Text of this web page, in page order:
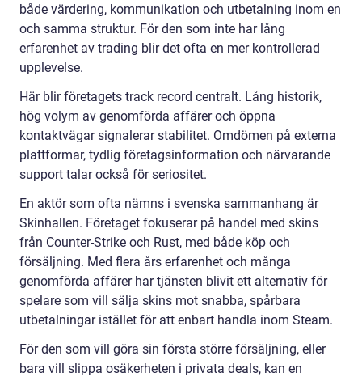
både värdering, kommunikation och utbetalning inom en
och samma struktur. För den som inte har lång
erfarenhet av trading blir det ofta en mer kontrollerad
upplevelse.
Här blir företagets track record centralt. Lång historik,
hög volym av genomförda affärer och öppna
kontaktvägar signalerar stabilitet. Omdömen på externa
plattformar, tydlig företagsinformation och närvarande
support talar också för seriositet.
En aktör som ofta nämns i svenska sammanhang är
Skinhallen. Företaget fokuserar på handel med skins
från Counter-Strike och Rust, med både köp och
försäljning. Med flera års erfarenhet och många
genomförda affärer har tjänsten blivit ett alternativ för
spelare som vill sälja skins mot snabba, spårbara
utbetalningar istället för att enbart handla inom Steam.
För den som vill göra sin första större försäljning, eller
bara vill slippa osäkerheten i privata deals, kan en